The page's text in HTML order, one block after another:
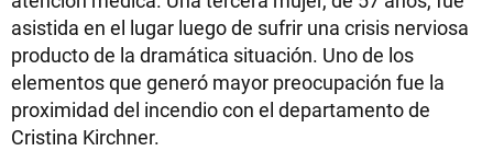
asistida en el lugar luego de sufrir una crisis nerviosa
producto de la dramática situación. Uno de los
elementos que generó mayor preocupación fue la
proximidad del incendio con el departamento de
Cristina Kirchner.